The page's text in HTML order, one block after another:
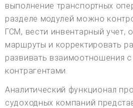
выполнение транспортных
разделе модулей можно
ГСМ, вести инвентарный учет,
маршруты и корректировать
развивать взаимоотношения
контрагентами.
Аналитический функционал
судоходных компаний